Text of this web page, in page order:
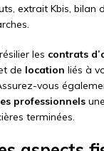
extrait Kbis, bilan
les contrats
de location liés à
vous
professionnels
terminées.